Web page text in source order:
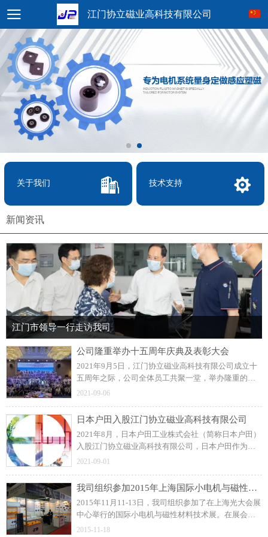
江门协立磁业高科技有限公司
关于我们 技术支持
新闻资讯
江门市领导一行走访我司
公司隆重举办十五周年庆典及表彰大会
2021年9月5日，江门协立磁业高科技有限公司成立十
五周年之际，公司全体员工共聚一堂，举办隆重的周
年庆典及表彰大会！展望未来，协立公司更加坚定信
2021-09-06
日本户田入股江门协立磁业高科技有限公司
2021年8月，日本户田工业株式会社（简称日本户田）
入股江门协立磁业高科技有限公司，日本户田作为公
司磁粒料的供应商，此前建立了良好的长期合作关
2021-09-01
我司组织参加2015年上海国际小电机与磁性材料技术展
2015年11月11-13日，我司组织参加了在上海光大会展
中心举行的国际小电机与磁性材料技术展。在展会
上，我司与众多国内外汽车零部件、工业控制类和家
2015-11-18